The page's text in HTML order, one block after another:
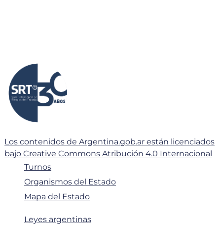
Los contenidos de Argentina.gob.ar están licenciados
bajo Creative Commons Atribución 4.0 Internacional
Turnos
Organismos del Estado
Mapa del Estado
Leyes argentinas